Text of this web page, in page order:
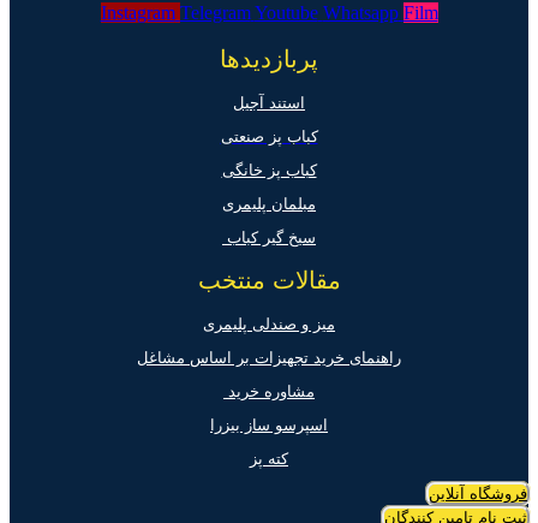
Instagram Telegram Youtube Whatsapp Film
پربازدیدها
استند آجیل
کباب پز صنعتی
کباب پز خانگی
مبلمان پلیمری
سیخ گیر کباب
مقالات منتخب
میز و صندلی پلیمری
راهنمای خرید تجهیزات بر اساس مشاغل
مشاوره خرید
اسپرسو ساز بیزرا
کته پز
فروشگاه آنلاین
ثبت نام تامین کنندگان